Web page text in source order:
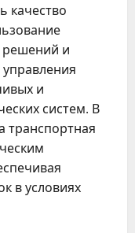
качество
решений и
и
систем. В
транспортная
в условиях